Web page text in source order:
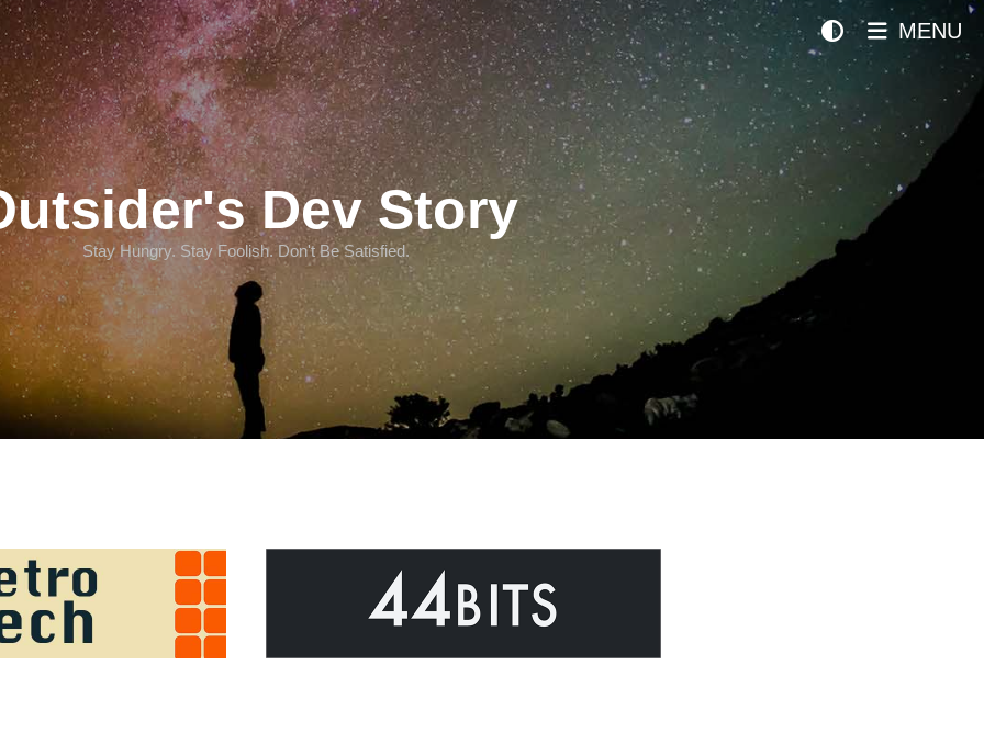
Dev Story
Stay Hungry. Stay Foolish. Don't Be Satisfied.
MENU